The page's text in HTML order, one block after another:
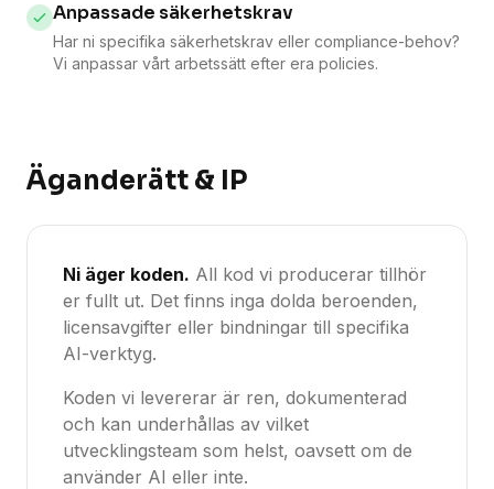
Anpassade säkerhetskrav
Har ni specifika säkerhetskrav eller compliance-behov?
Vi anpassar vårt arbetssätt efter era policies.
Äganderätt & IP
Ni äger koden. All kod vi producerar tillhör
er fullt ut. Det finns inga dolda beroenden,
licensavgifter eller bindningar till specifika
AI-verktyg.
Koden vi levererar är ren, dokumenterad
och kan underhållas av vilket
utvecklingsteam som helst, oavsett om de
använder AI eller inte.